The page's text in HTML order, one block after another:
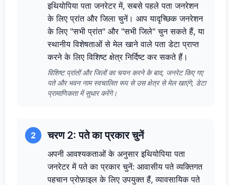
इथियोपिया पता जनरेटर में, सबसे पहले पता जनरेशन
के लिए प्रांत और जिला चुनें। आप यादृच्छिक जनरेशन
के लिए "सभी प्रांत" और "सभी जिले" चुन सकते हैं, या
स्थानीय विशेषताओं से मेल खाने वाले पता डेटा प्राप्त
करने के लिए विशिष्ट क्षेत्र निर्दिष्ट कर सकते हैं।
विशिष्ट प्रांतों और जिलों का चयन करने के बाद, जनरेट किए गए
पते और भवन नाम स्वचालित रूप से उस क्षेत्र से मेल खाएंगे, डेटा
प्रामाणिकता में सुधार करेंगे।
2 चरण 2: पते का प्रकार चुनें
अपनी आवश्यकताओं के अनुसार इथियोपिया पता
जनरेटर में पते का प्रकार चुनें: आवासीय पते व्यक्तिगत
पहचान प्रोफ़ाइल के लिए उपयुक्त हैं, व्यावसायिक पते